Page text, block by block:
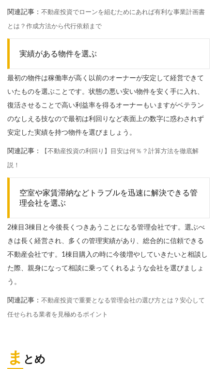
関連記事： 不動産投資でローンを組むためにあれば有利な事業計画書
とは？作成方法から代行依頼まで
実績がある物件を選ぶ
最初の物件は稼働率が高く以前のオーナーが安定して経営できて
いたものを選ぶことです。状態の悪い安い物件を安く手に入れ、
復活させることで高い利益率を得るオーナーもいますがベテラン
のなしえる技なので最初は利回りなど表面上の数字に惑わされず
安定した実績を持つ物件を選びましょう。
関連記事： 【不動産投資の利回り】目安は何％？計算方法を徹底解
説！
空室や家賃滞納などトラブルを迅速に解決できる管
理会社を選ぶ
2棟目3棟目と今後長くつきあうことになる管理会社です。選ぶべ
きは長く経営され、多くの管理実績があり、総合的に信頼できる
不動産会社です。1棟目購入の時に今後増やしていきたいと相談し
た際、親身になって相談に乗ってくれるような会社を選びましょ
う。
関連記事： 不動産投資で重要となる管理会社の選び方とは？安心して
任せられる業者を見極めるポイント
ま とめ